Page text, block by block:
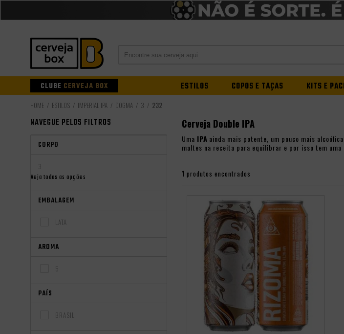
CLUBE CERVEJA BOX ESTILOS COPOS E TAÇAS KITS E
ESTILOS IMPERIAL IPA DOGMA 3 232
NAVEGUE PELOS FILTROS
CORPO
3
Veja todas as opções
EMBALAGEM
LATA
AROMA
5
PAÍS
BRASIL
Cerveja Double IPA
Uma IPA ainda mais potente, um pouco mais alcoólica,
maltes na receita para equilibrar e por isso tem
1 produtos encontrados